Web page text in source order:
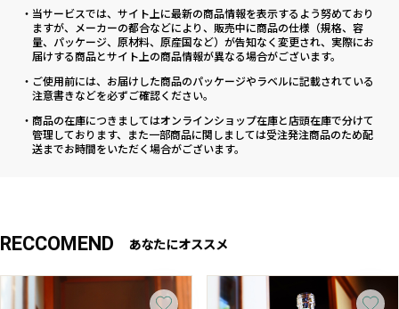
・当サービスでは、サイト上に最新の商品情報を表示するよう努めており
ますが、メーカーの都合などにより、販売中に商品の仕様（規格、容
量、パッケージ、原材料、原産国など）が告知なく変更され、実際にお
届けする商品とサイト上の商品情報が異なる場合がございます。
・ご使用前には、お届けした商品のパッケージやラベルに記載されている
注意書きなどを必ずご確認ください。
・商品の在庫につきましてはオンラインショップ在庫と店頭在庫で分けて
管理しております、また一部商品に関しましては受注発注商品のため配
送までお時間をいただく場合がございます。
RECCOMEND あなたにオススメ